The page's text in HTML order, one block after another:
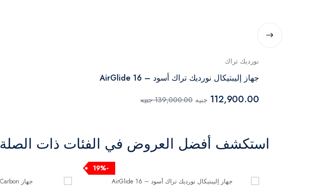
نورديك تراك
جهاز إليبتيكال نورديك تراك أسود – AirGlide 16
112,900.00 جنيه 139,000.00 جنيه
استكشف أفضل العروض في الفئات ذات الصلة
-19%